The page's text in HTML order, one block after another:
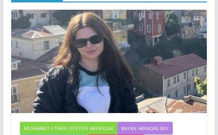
MUHABBET ETMEK İSTEYEN BAYANLAR
BAYAN ARKADAS BUL